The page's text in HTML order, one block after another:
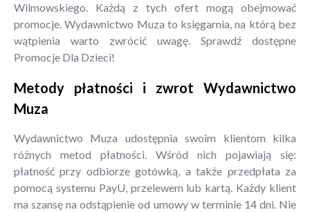
Wilmowskiego. Każdą z tych ofert mogą obejmować
promocje. Wydawnictwo Muza to księgarnia, na którą bez
wątpienia warto zwrócić uwagę. Sprawdź dostępne
Promocje Dla Dzieci!
Metody płatności i zwrot Wydawnictwo
Muza
Wydawnictwo Muza udostępnia swoim klientom kilka
różnych metod płatności. Wśród nich pojawiają się:
płatność przy odbiorze gotówką, a także przedpłata za
pomocą systemu PayU, przelewem lub kartą. Każdy klient
ma szansę na odstąpienie od umowy w terminie 14 dni. Nie